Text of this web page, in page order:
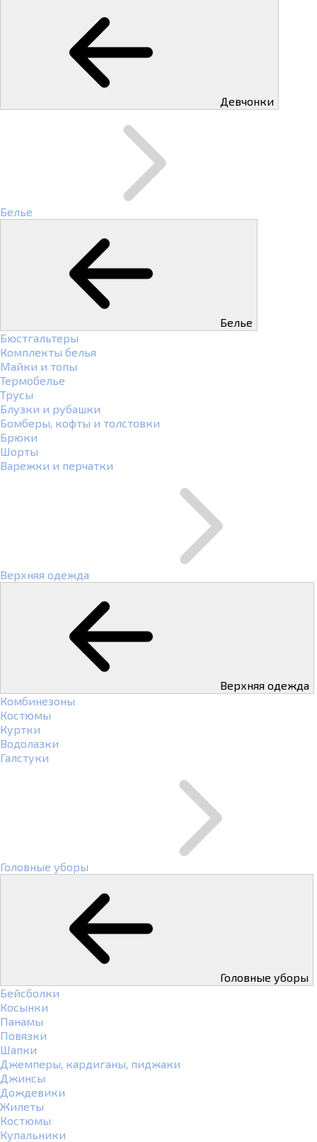
Девчонки
Белье
Белье
Бюстгальтеры
Комплекты белья
Майки и топы
Термобелье
Трусы
Блузки и рубашки
Бомберы, кофты и толстовки
Брюки
Шорты
Варежки и перчатки
Верхняя одежда
Верхняя одежда
Комбинезоны
Костюмы
Куртки
Водолазки
Галстуки
Головные уборы
Головные уборы
Бейсболки
Косынки
Панамы
Повязки
Шапки
Джемперы, кардиганы, пиджаки
Джинсы
Дождевики
Жилеты
Костюмы
Купальники